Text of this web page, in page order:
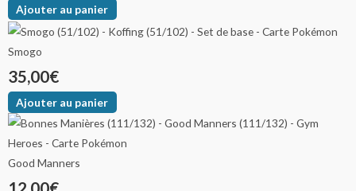
Ajouter au panier
Smogo
35,00€
Ajouter au panier
Good Manners